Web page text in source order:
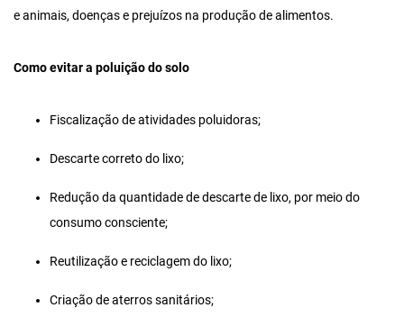
e animais, doenças e prejuízos na produção de alimentos.
Como evitar a poluição do solo
Fiscalização de atividades poluidoras;
Descarte correto do lixo;
Redução da quantidade de descarte de lixo, por meio do
consumo consciente;
Reutilização e reciclagem do lixo;
Criação de aterros sanitários;